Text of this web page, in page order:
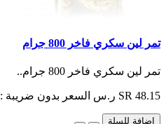
تمر لين سكري فاخر 800 جرام
تمر لين سكري فاخر 800 جرام..
SR 48.15 ر.س السعر بدون ضريبة : SR 41.87 ر.س
اضافة للسلة